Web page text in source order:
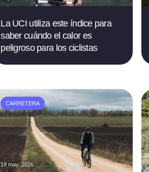
La UCI utiliza este índice para
saber cuándo el calor es
peligroso para los ciclistas
CARRETERA
18 may. 2026